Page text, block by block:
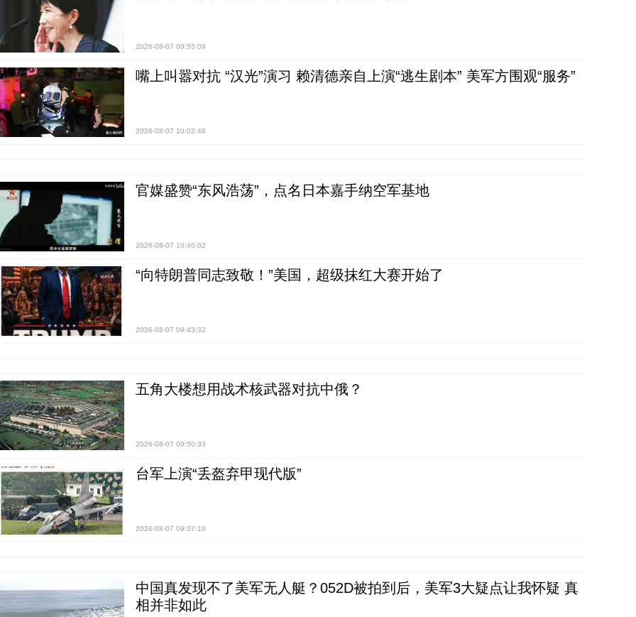
2026-08-07 09:55:09
嘴上叫嚣对抗 “汉光”演习 赖清德亲自上演“逃生剧本” 美军方围观“服务”
2026-08-07 10:02:48
官媒盛赞“东风浩荡”，点名日本嘉手纳空军基地
2026-08-07 10:40:02
“向特朗普同志致敬！”美国，超级抹红大赛开始了
2026-08-07 09:43:32
五角大楼想用战术核武器对抗中俄？
2026-08-07 09:50:33
台军上演“丢盔弃甲现代版”
2026-08-07 09:37:10
中国真发现不了美军无人艇？052D被拍到后，美军3大疑点让我怀疑 真
相并非如此